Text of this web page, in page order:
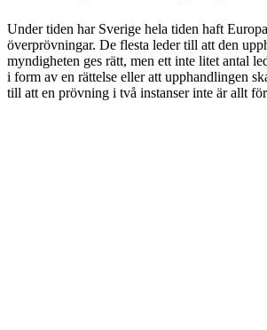
Under tiden har Sverige hela tiden haft
överprövningar. De flesta leder till att den
myndigheten ges rätt, men ett inte litet antal
i form av en rättelse eller att upphandlingen
till att en prövning i två instanser inte är allt